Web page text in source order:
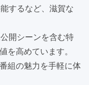
するなど、滋賀な
開シーンを含む特
を高めています。
組の魅力を手軽に体